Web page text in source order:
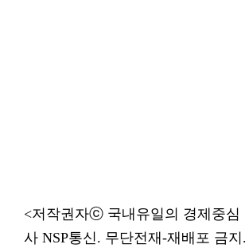
<저작권자ⓒ 국내유일의 경제중심
사 NSP통신. 무단전재-재배포 금